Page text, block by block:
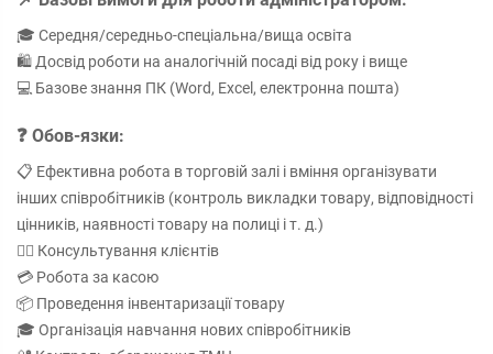
🎓 Середня/середньо-спеціальна/вища освіта
🛍️ Досвід роботи на аналогічній посаді від року і вище
💻 Базове знання ПК (Word, Excel, електронна пошта)
❓ Обов-язки:
📋 Ефективна робота в торговій залі і вміння організувати
інших співробітників (контроль викладки товару, відповідності
цінників, наявності товару на полиці і т. д.)
🙋‍♀️ Консультування клієнтів
💳 Робота за касою
📦 Проведення інвентаризації товару
🎓 Організація навчання нових співробітників